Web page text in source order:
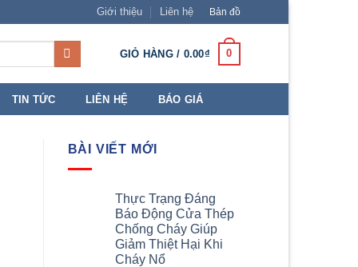
Giới thiệu Liên hệ Bản đồ
GIỎ HÀNG / 0.00₫ 0
TIN TỨC LIÊN HỆ BÁO GIÁ
BÀI VIẾT MỚI
Thực Trạng Đáng
Báo Động Cửa Thép
Chống Cháy Giúp
Giảm Thiệt Hại Khi
Cháy Nổ